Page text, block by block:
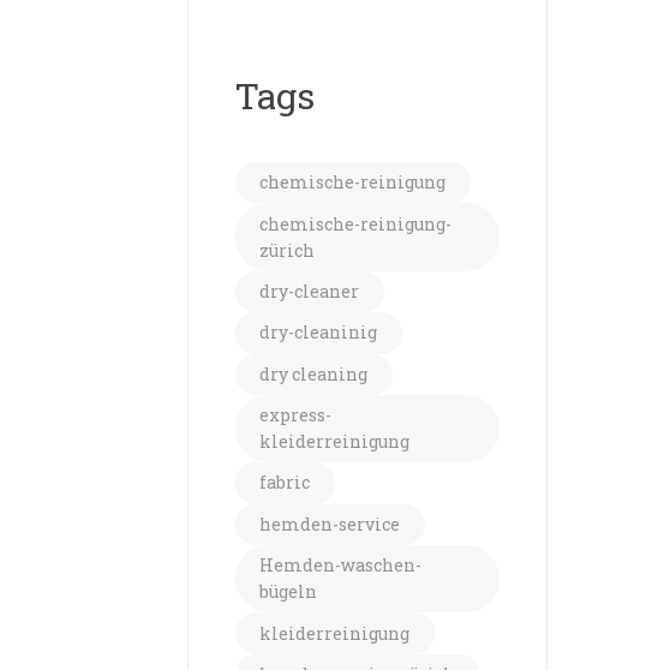
Tags
chemische-reinigung
chemische-reinigung-
zürich
dry-cleaner
dry-cleaninig
dry cleaning
express-
kleiderreinigung
fabric
hemden-service
Hemden-waschen-
bügeln
kleiderreinigung